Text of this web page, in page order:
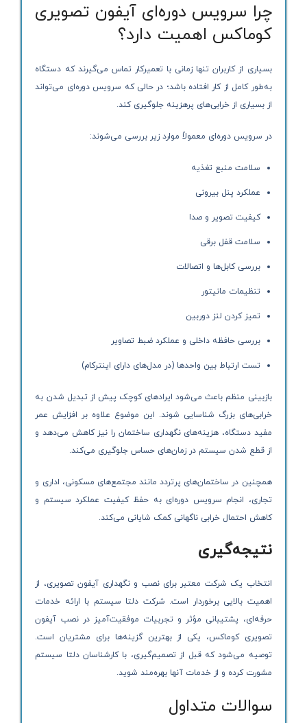
چرا سرویس دوره‌ای آیفون تصویری
کوماکس اهمیت دارد؟
بسیاری از کاربران تنها زمانی با تعمیرکار تماس می‌گیرند که دستگاه
به‌طور کامل از کار افتاده باشد؛ در حالی که سرویس دوره‌ای می‌تواند
از بسیاری از خرابی‌های پرهزینه جلوگیری کند.
در سرویس دوره‌ای معمولاً موارد زیر بررسی می‌شوند:
سلامت منبع تغذیه
عملکرد پنل بیرونی
کیفیت تصویر و صدا
سلامت قفل برقی
بررسی کابل‌ها و اتصالات
تنظیمات مانیتور
تمیز کردن لنز دوربین
بررسی حافظه داخلی و عملکرد ضبط تصاویر
تست ارتباط بین واحدها (در مدل‌های دارای اینترکام)
بازبینی منظم باعث می‌شود ایرادهای کوچک پیش از تبدیل شدن به
خرابی‌های بزرگ شناسایی شوند. این موضوع علاوه بر افزایش عمر
مفید دستگاه، هزینه‌های نگهداری ساختمان را نیز کاهش می‌دهد و
از قطع شدن سیستم در زمان‌های حساس جلوگیری می‌کند.
همچنین در ساختمان‌های پرتردد مانند مجتمع‌های مسکونی، اداری و
تجاری، انجام سرویس دوره‌ای به حفظ کیفیت عملکرد سیستم و
کاهش احتمال خرابی ناگهانی کمک شایانی می‌کند.
نتیجه‌گیری
انتخاب یک شرکت معتبر برای نصب و نگهداری آیفون تصویری، از
اهمیت بالایی برخوردار است. شرکت دلتا سیستم با ارائه خدمات
حرفه‌ای، پشتیبانی مؤثر و تجربیات موفقیت‌آمیز در نصب آیفون
تصویری کوماکس، یکی از بهترین گزینه‌ها برای مشتریان است.
توصیه می‌شود که قبل از تصمیم‌گیری، با کارشناسان دلتا سیستم
مشورت کرده و از خدمات آنها بهره‌مند شوید.
سوالات متداول